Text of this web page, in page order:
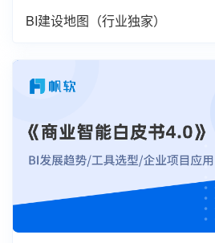
BI建设地图（行业独家）